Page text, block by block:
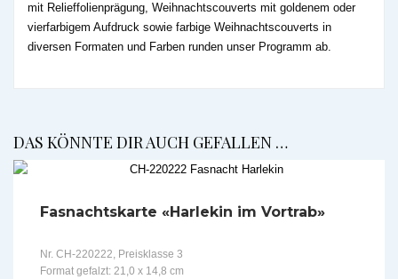
mit Relieffolienprägung, Weihnachtscouverts mit goldenem oder
vierfarbigem Aufdruck sowie farbige Weihnachtscouverts in
diversen Formaten und Farben runden unser Programm ab.
DAS KÖNNTE DIR AUCH GEFALLEN …
Fasnachtskarte «Harlekin im Vortrab»
Nr. CH-220222, Preisklasse 3
Format gefalzt: 21,0 x 14,8 cm